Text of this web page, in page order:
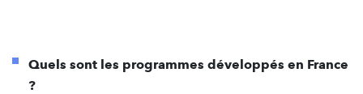
Quels sont les programmes développés en France
?